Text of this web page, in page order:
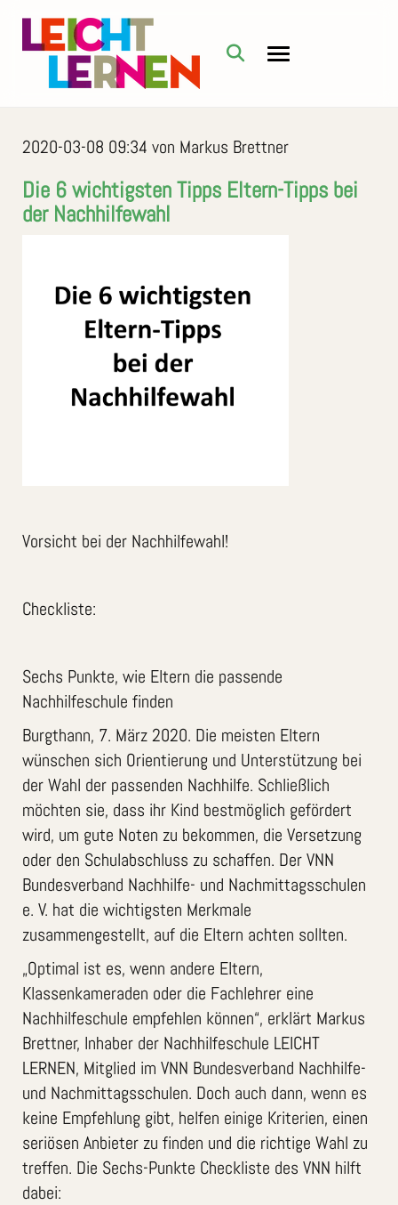
2020-03-08 09:34 von Markus Brettner
Die 6 wichtigsten Tipps Eltern-Tipps bei
der Nachhilfewahl
Vorsicht bei der Nachhilfewahl!
Checkliste:
Sechs Punkte, wie Eltern die passende
Nachhilfeschule finden
Burgthann, 7. März 2020. Die meisten Eltern
wünschen sich Orientierung und Unterstützung bei
der Wahl der passenden Nachhilfe. Schließlich
möchten sie, dass ihr Kind bestmöglich gefördert
wird, um gute Noten zu bekommen, die Versetzung
oder den Schulabschluss zu schaffen. Der VNN
Bundesverband Nachhilfe- und Nachmittagsschulen
e. V. hat die wichtigsten Merkmale
zusammengestellt, auf die Eltern achten sollten.
„Optimal ist es, wenn andere Eltern,
Klassenkameraden oder die Fachlehrer eine
Nachhilfeschule empfehlen können“, erklärt Markus
Brettner, Inhaber der Nachhilfeschule LEICHT
LERNEN, Mitglied im VNN Bundesverband Nachhilfe-
und Nachmittagsschulen. Doch auch dann, wenn es
keine Empfehlung gibt, helfen einige Kriterien, einen
seriösen Anbieter zu finden und die richtige Wahl zu
treffen. Die Sechs-Punkte Checkliste des VNN hilft
dabei: